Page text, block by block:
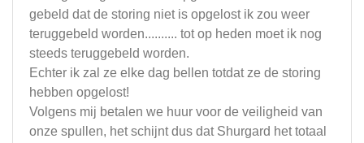
gebeld dat de storing niet is opgelost ik zou weer
teruggebeld worden.......... tot op heden moet ik nog
steeds teruggebeld worden.
Echter ik zal ze elke dag bellen totdat ze de storing
hebben opgelost!
Volgens mij betalen we huur voor de veiligheid van
onze spullen, het schijnt dus dat Shurgard het totaal